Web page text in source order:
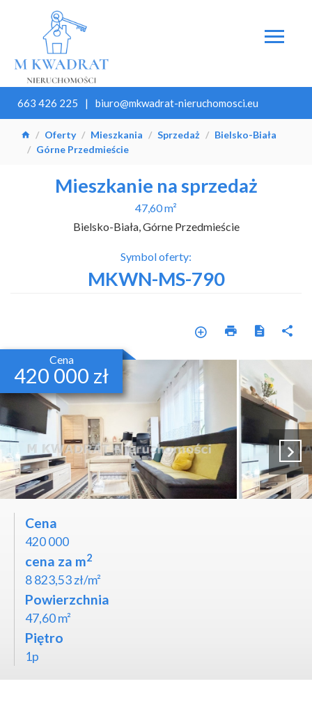
663 426 225 biuro@mkwadrat-nieruchomosci.eu
Oferty Mieszkania Sprzedaż
Bielsko-Biała
Górne Przedmieście
Mieszkanie na sprzedaż
47,60 m²
Bielsko-Biała, Górne Przedmieście
Symbol oferty:
MKWN-MS-790
Cena
420 000 zł
Cena
420 000
cena za m2
8 823,53 zł/m²
Powierzchnia
47,60 m²
Piętro
1p